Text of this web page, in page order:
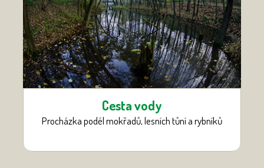
Cesta vody
Procházka podél mokřadů, lesních tůní a rybníků